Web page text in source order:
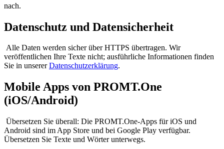
nach.
Datenschutz und Datensicherheit
Alle Daten werden sicher über HTTPS übertragen. Wir
veröffentlichen Ihre Texte nicht; ausführliche Informationen finden
Sie in unsererDatenschutzerklärung.
Mobile Apps von PROMT.One
(iOS/Android)
Übersetzen Sie überall: Die PROMT.One-Apps für iOS und
Android sind im App Store und bei Google Play verfügbar.
Übersetzen Sie Texte und Wörter unterwegs.